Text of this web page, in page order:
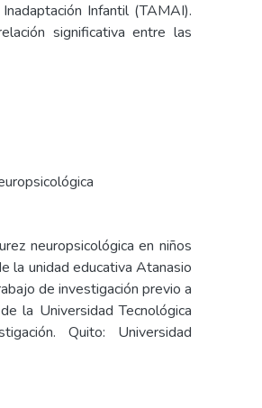
Infantil (TAMAI).
significativa entre las
neuropsicológica en niños
la unidad educativa Atanasio
de investigación previo a
la Universidad Tecnológica
Quito: Universidad